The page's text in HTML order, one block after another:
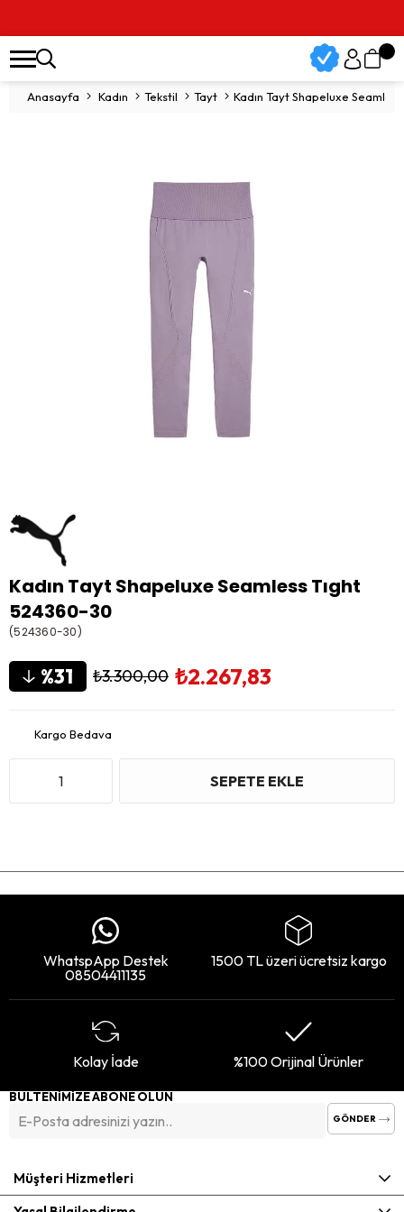
Anasayfa Kadın Tekstil Tayt Kadın Tayt Shapeluxe
Kadın Tayt Shapeluxe Seamless Tıght
524360-30
(524360-30)
31 ₺3.300,00 ₺2.267,83
Kargo Bedava
WhatspApp Destek
08504411135
1500 TL üzeri ücretsiz kargo
Kolay İade %100 Orijinal Ürünler
BÜLTENİMİZE ABONE OLUN
GÖNDER
Müşteri Hizmetleri